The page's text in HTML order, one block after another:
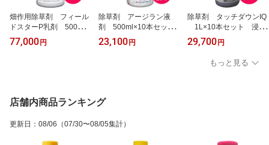
畑作用除草剤 フィール
ドスターP乳剤 500ml×
10本セット 野菜・畑作
用除草剤 土壌処理型除
期持続効果
77,000円
除草剤 アージラン液
剤 500ml×10本セッ
ト 畑作等除草剤 イネ
科雑草 広葉雑草 茎葉
23,100円
除草剤 タッチダウンIQ
1L×10本セット 浸透
移行型の非選択性除草
剤 根まで枯らす 約60
日間雑草を抑制 難防除
雑草 ツユクサ・クズ・
29,700円
もっと見る
店舗内商品ランキング
更新日 ： 08/06 （07/30〜08/05集計）